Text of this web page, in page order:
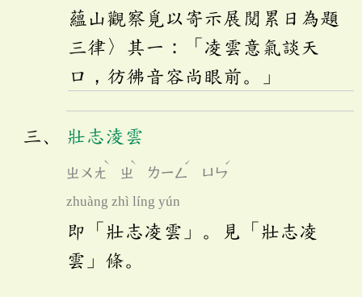
蘊山觀察覓以寄示展閱累日為題
三律〉其一：「凌雲意氣談天
口，彷彿音容尚眼前。」
壯志淩雲
ㄓㄨㄤ
ˋ
ㄓ
ˋ
ㄌㄧㄥ
ˊ
ㄩㄣ
ˊ
zhuàng zhì líng yún
即「壯志凌雲」。見「壯志凌
雲」條。